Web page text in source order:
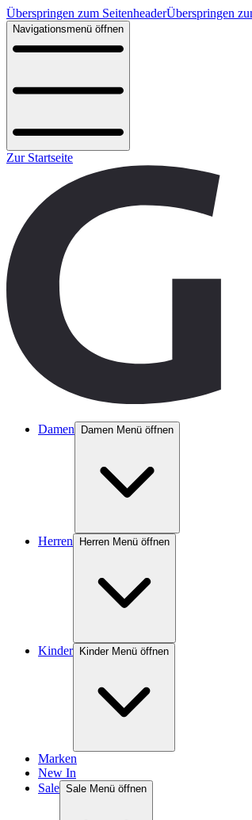
Überspringen zum SeitenheaderÜberspringen
Navigationsmenü öffnen
Zur Startseite
Damen Damen Menü öffnen
Herren Herren Menü öffnen
Kinder Kinder Menü öffnen
Marken
New In
Sale Sale Menü öffnen